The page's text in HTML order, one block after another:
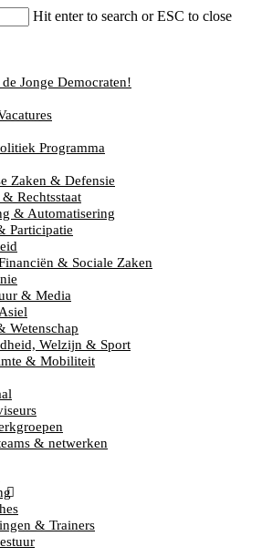
Hit enter to search or ESC to close
Jonge Democraten!
Programma
Zaken & Defensie
Rechtsstaat
& Automatisering
Participatie
& Sociale Zaken
& Media
Wetenschap
Welzijn & Sport
& Mobiliteit
& netwerken
& Trainers